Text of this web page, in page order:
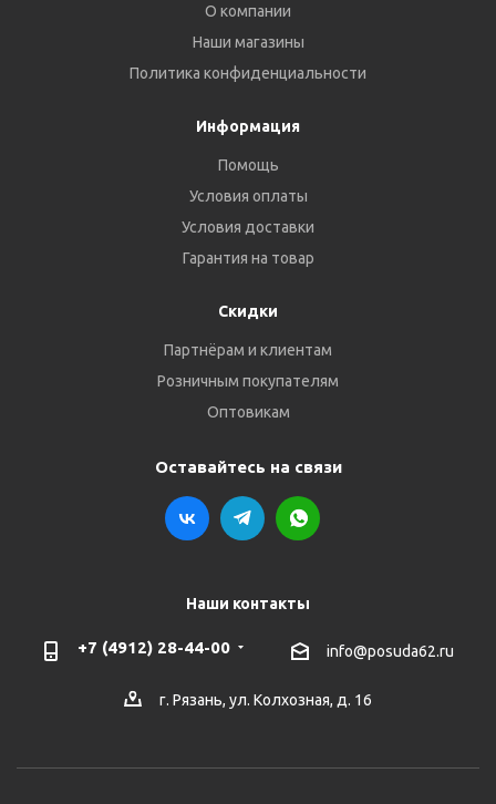
О компании
Наши магазины
Политика конфиденциальности
Информация
Помощь
Условия оплаты
Условия доставки
Гарантия на товар
Скидки
Партнёрам и клиентам
Розничным покупателям
Оптовикам
Оставайтесь на связи
Наши контакты
+7 (4912) 28-44-00 info@posuda62.ru
г. Рязань, ул. Колхозная, д. 16